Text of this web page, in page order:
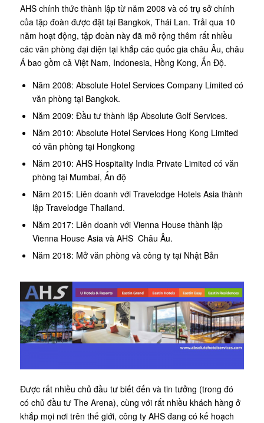
AHS chính thức thành lập từ năm 2008 và có trụ sở chính
của tập đoàn được đặt tại Bangkok, Thái Lan. Trải qua 10
năm hoạt động, tập đoàn này đã mở rộng thêm rất nhiều
các văn phòng đại diện tại khắp các quốc gia châu Âu, châu
Á bao gồm cả Việt Nam, Indonesia, Hồng Kong, Ấn Độ.
Năm 2008: Absolute Hotel Services Company Limited có
văn phòng tại Bangkok.
Năm 2009: Đầu tư thành lập Absolute Golf Services.
Năm 2010: Absolute Hotel Services Hong Kong Limited
có văn phòng tại Hongkong
Năm 2010: AHS Hospitality India Private Limited có văn
phòng tại Mumbai, Ấn độ
Năm 2015: Liên doanh với Travelodge Hotels Asia thành
lập Travelodge Thailand.
Năm 2017: Liên doanh với Vienna House thành lập
Vienna House Asia và AHS Châu Âu.
Năm 2018: Mở văn phòng và công ty tại Nhật Bản
Được rất nhiều chủ đầu tư biết đến và tin tưởng (trong đó
có chủ đầu tư The Arena), cùng với rất nhiều khách hàng ở
khắp mọi nơi trên thế giới, công ty AHS đang có kế hoạch